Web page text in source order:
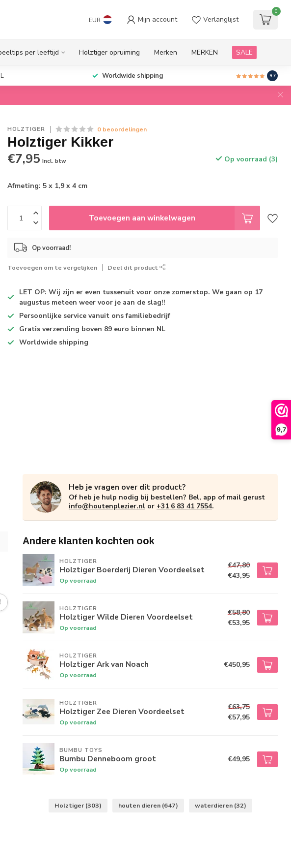
9,7
EUR Mijn account Verlanglijst
0
per leeftijd Holztiger opruiming Merken MERKEN SALE
Worldwide shipping 9.7
HOLZTIGER 0 beoordelingen
Holztiger Kikker
€7,95 Incl. btw Op voorraad (3)
Afmeting: 5 x 1,9 x 4 cm
Toevoegen aan winkelwagen
Op voorraad!
Toevoegen om te vergelijken Deel dit product
LET OP: Wij zijn er even tussenuit voor onze zomerstop. We gaan op 17
augustus meteen weer voor je aan de slag!!
Persoonlijke service vanuit ons familiebedrijf
Gratis verzending boven 89 euro binnen NL
Worldwide shipping
Heb je vragen over dit product?
Of heb je hulp nodig bij bestellen? Bel, app of mail gerust
info@houtenplezier.nl or +31 6 83 41 7554.
Andere klanten kochten ook
HOLZTIGER
Holztiger Boerderij Dieren Voordeelset
Op voorraad
€47,80
€43,95
HOLZTIGER
Holztiger Wilde Dieren Voordeelset
Op voorraad
€58,80
€53,95
HOLZTIGER
Holztiger Ark van Noach
Op voorraad
€450,95
HOLZTIGER
Holztiger Zee Dieren Voordeelset
Op voorraad
€63,75
€57,95
BUMBU TOYS
Bumbu Denneboom groot
Op voorraad
€49,95
Holztiger (303) houten dieren (647) waterdieren (32)